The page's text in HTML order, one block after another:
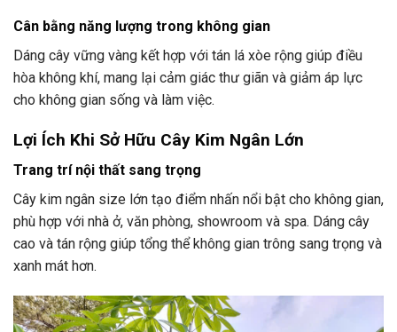
Cân bằng năng lượng trong không gian
Dáng cây vững vàng kết hợp với tán lá xòe rộng giúp điều
hòa không khí, mang lại cảm giác thư giãn và giảm áp lực
cho không gian sống và làm việc.
Lợi Ích Khi Sở Hữu Cây Kim Ngân Lớn
Trang trí nội thất sang trọng
Cây kim ngân size lớn tạo điểm nhấn nổi bật cho không gian,
phù hợp với nhà ở, văn phòng, showroom và spa. Dáng cây
cao và tán rộng giúp tổng thể không gian trông sang trọng và
xanh mát hơn.